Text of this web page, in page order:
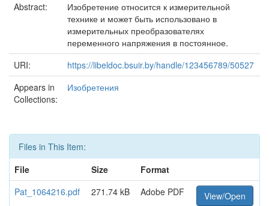
Abstract:
Изобретение относится к измерительной
технике и может быть использовано в
измерительных преобразователях
переменного напряжения в постоянное.
URI:
https://libeldoc.bsuir.by/handle/123456789/50527
Appears in
Collections:
Изобретения
Files in This Item:
File
Size
Format
Pat_1064216.pdf
271.74 kB Adobe PDF View/Open